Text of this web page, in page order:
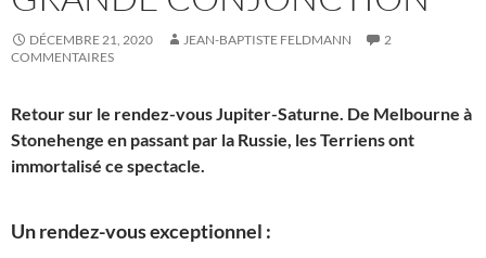
DÉCEMBRE 21, 2020 JEAN-BAPTISTE FELDMANN
2
COMMENTAIRES
Retour sur le rendez-vous Jupiter-Saturne. De Melbourne à
Stonehenge en passant par la Russie, les Terriens ont
immortalisé ce spectacle.
Un rendez-vous exceptionnel :